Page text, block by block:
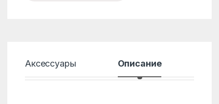
Аксессуары Описание